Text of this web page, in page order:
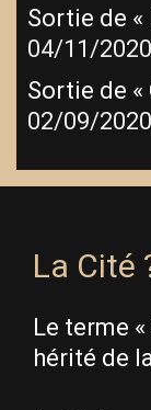
Sortie de «
04/11/2020
Sortie de «
02/09/2020
La Cité
Le terme
hérité de